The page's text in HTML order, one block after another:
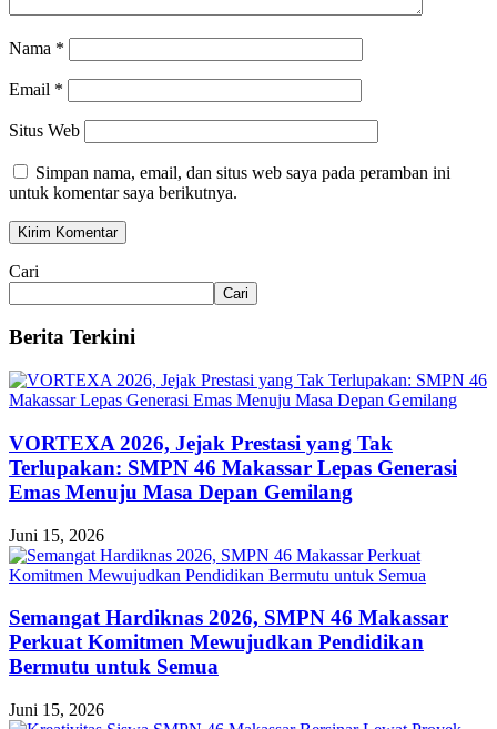
Nama *
Email *
Situs Web
Simpan nama, email, dan situs web saya pada peramban ini
untuk komentar saya berikutnya.
Cari
Cari
Berita Terkini
VORTEXA 2026, Jejak Prestasi yang Tak
Terlupakan: SMPN 46 Makassar Lepas Generasi
Emas Menuju Masa Depan Gemilang
Juni 15, 2026
Semangat Hardiknas 2026, SMPN 46 Makassar
Perkuat Komitmen Mewujudkan Pendidikan
Bermutu untuk Semua
Juni 15, 2026